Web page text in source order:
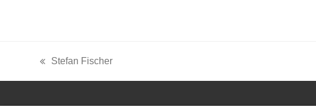
vorheriger
Beitrag:
Stefan Fischer